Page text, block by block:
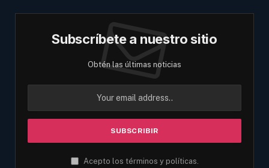
Subscríbete a nuestro sitio
Obtén las últimas noticias
Acepto los términos y políticas.